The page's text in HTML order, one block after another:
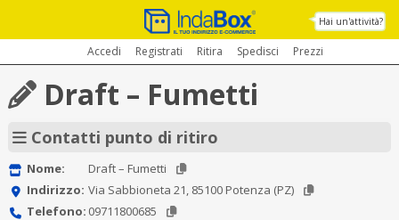
Hai un'attività?
Accedi Registrati Ritira Spedisci Prezzi
Draft – Fumetti
Contatti punto di ritiro
Nome:
Draft – Fumetti
Indirizzo: Via Sabbioneta 21, 85100 Potenza (PZ)
Telefono: 09711800685